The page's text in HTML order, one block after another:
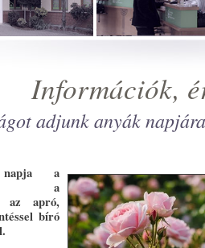
Információk,
adjunk anyák
a
a
az apró,
bíró